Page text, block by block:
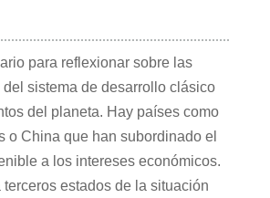
para reflexionar sobre las
sistema de desarrollo clásico
del planeta. Hay países como
o China que han subordinado el
a los intereses económicos.
estados de la situación